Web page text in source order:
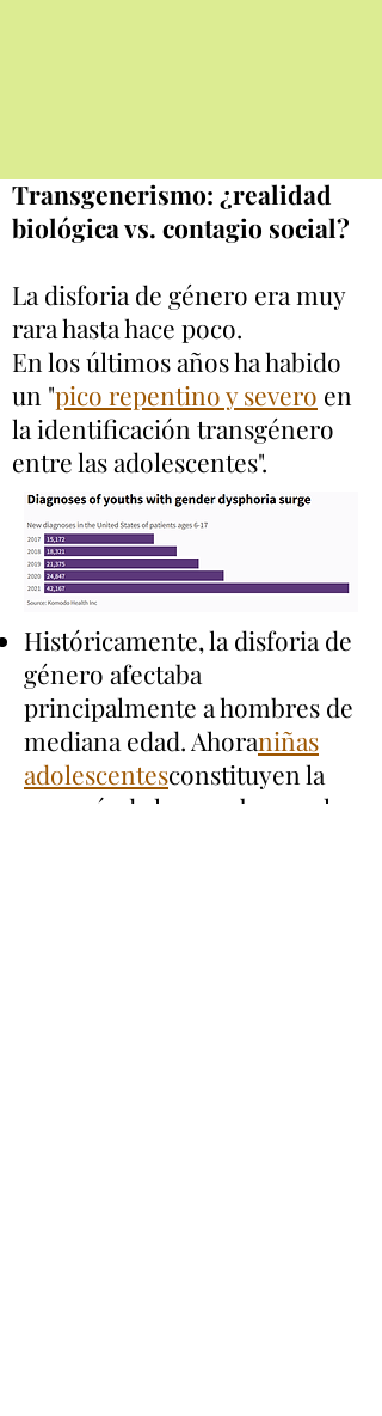
Transgenerismo: ¿realidad
biológica vs. contagio social?
La disforia de género era muy
rara hasta hace poco.
En los últimos años ha habido
un "pico repentino y severo en
la identificación transgénero
entre las adolescentes".
Históricamente, la disforia de
género afectaba
principalmente a hombres de
mediana edad. Ahoraniñas
adolescentesconstituyen la
mayoría de los que buscan la